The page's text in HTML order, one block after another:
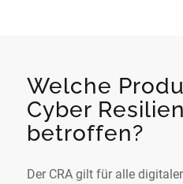
Welche
Cyber
betroffen?
Der CRA gilt für alle